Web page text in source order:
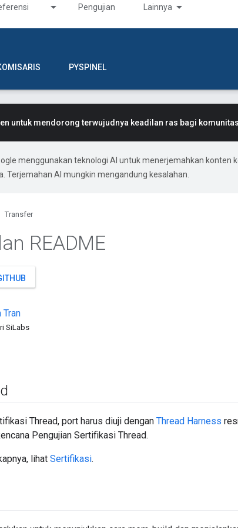
Pengujian Lainnya
PYSPINEL
untuk mendorong terwujudnya keadilan ras bagi
menggunakan teknologi AI untuk menerjemahkan konten
Terjemahan AI mungkin mengandung kesalahan.
Transfer
README
Tran
SiLabs
Thread, port harus diuji dengan Thread Harness
Pengujian Sertifikasi Thread.
lihat Sertifikasi.